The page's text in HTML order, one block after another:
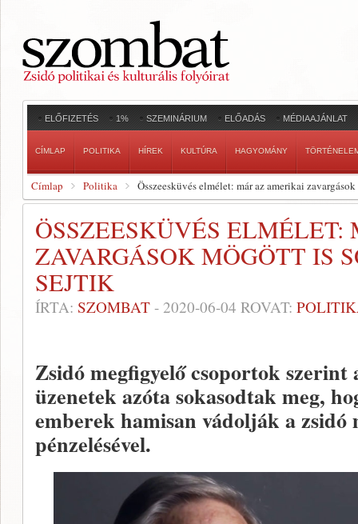
ELŐFIZETÉS 1% SZEMINÁRIUM ELŐADÁS MÉDIAAJÁNLAT
CÍMLAP POLITIKA HÍREK KULTÚRA HAGYOMÁNY
Címlap Politika Összeesküvés elmélet: már az amerikai
ÖSSZEESKÜVÉS
ZAVARGÁSOK MÖGÖTT IS
SEJTIK
ÍRTA: SZOMBAT - 2020-06-04 ROVAT:
Zsidó megfigyelő csoportok szerint
üzenetek azóta sokasodtak meg,
emberek hamisan vádolják a zsidó
pénzelésével.